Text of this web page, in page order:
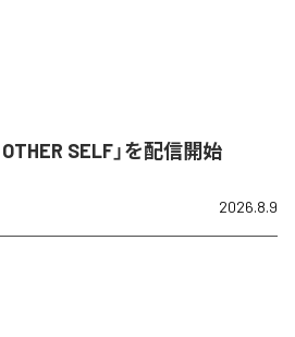
SELF」を配信開始
2026.8.9